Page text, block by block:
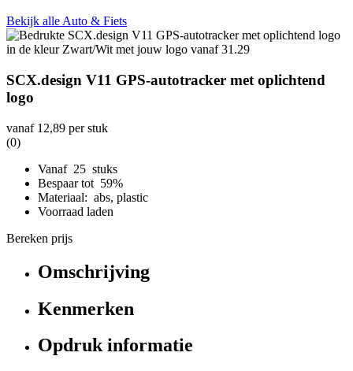
Bekijk alle Auto & Fiets
SCX.design V11 GPS-autotracker met oplichtend
logo
vanaf 12,89 per stuk
(0)
Vanaf 25 stuks
Bespaar tot 59%
Materiaal: abs, plastic
Voorraad laden
Bereken prijs
Omschrijving
Kenmerken
Opdruk informatie